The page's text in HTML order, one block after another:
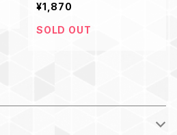
¥1,870
SOLD OUT